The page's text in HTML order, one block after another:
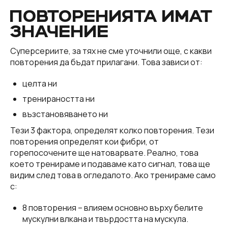
ПОВТОРЕНИЯТА ИМАТ
ЗНАЧЕНИЕ
Суперсериите, за тях не сме уточнили още, с какви
повторения да бъдат прилагани. Това зависи от:
целта ни
тренираността ни
възстановяването ни
Тези 3 фактора, определят колко повторения. Тези
повторения определят кои фибри, от
горепосочените ще натоварвате. Реално, това
което тренираме и подаваме като сигнал, това ще
видим след това в огледалото. Ако тренираме само
с:
8 повторения – влияем основно върху белите
мускулни влкана и твърдостта на мускула.